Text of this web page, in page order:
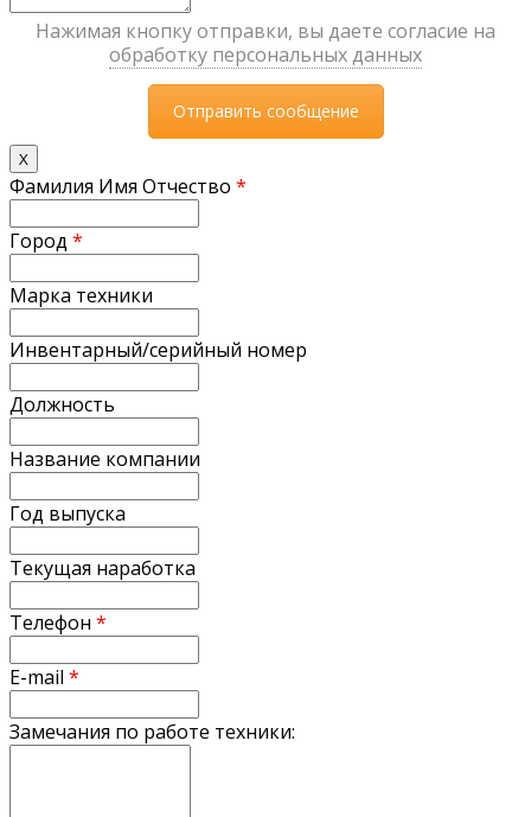
Нажимая кнопку отправки, вы даете согласие на
обработку персональных данных
X
Фамилия Имя Отчество *
Город *
Марка техники
Инвентарный/серийный номер
Должность
Название компании
Год выпуска
Текущая наработка
Телефон *
E-mail *
Замечания по работе техники: